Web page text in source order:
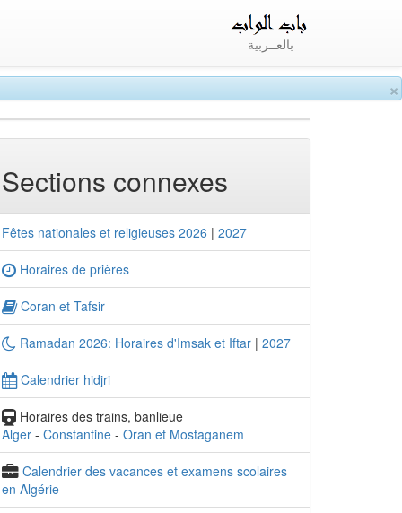
×
بالعــربية
Sections connexes
Fêtes nationales et religieuses 2026 | 2027
Horaires de prières
Coran et Tafsir
Ramadan 2026: Horaires d'Imsak et Iftar | 2027
Calendrier hidjri
Horaires des trains, banlieue
Alger - Constantine - Oran et Mostaganem
Calendrier des vacances et examens scolaires
en Algérie